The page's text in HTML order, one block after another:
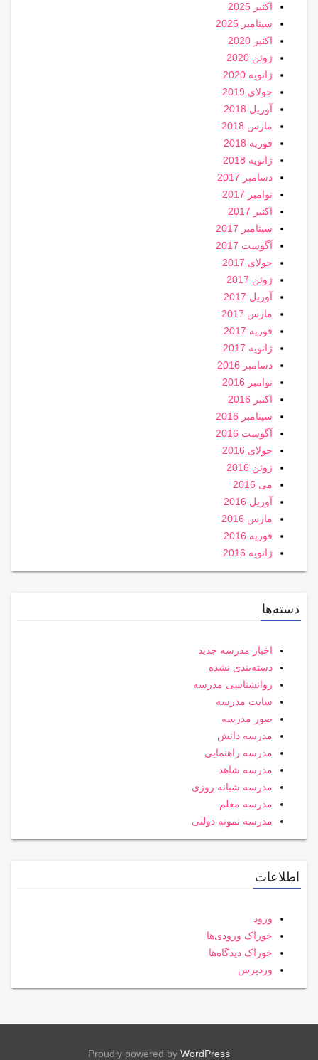
اکتبر 2025
سپتامبر 2025
اکتبر 2020
ژوئن 2020
ژانویه 2020
جولای 2019
آوریل 2018
مارس 2018
فوریه 2018
ژانویه 2018
دسامبر 2017
نوامبر 2017
اکتبر 2017
سپتامبر 2017
آگوست 2017
جولای 2017
ژوئن 2017
آوریل 2017
مارس 2017
فوریه 2017
ژانویه 2017
دسامبر 2016
نوامبر 2016
اکتبر 2016
سپتامبر 2016
آگوست 2016
جولای 2016
ژوئن 2016
می 2016
آوریل 2016
مارس 2016
فوریه 2016
ژانویه 2016
دسته‌ها
اخبار مدرسه جدید
دسته‌بندی نشده
روانشناسی مدرسه
سایت مدرسه
صور مدرسه
مدرسه دانش
مدرسه راهنمایی
مدرسه شاهد
مدرسه شبانه روزی
مدرسه معلم
مدرسه نمونه دولتی
اطلاعات
ورود
خوراک ورودی‌ها
خوراک دیدگاه‌ها
وردپرس
Proudly powered by WordPress